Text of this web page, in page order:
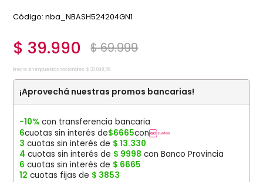
:nba_NBASH524204GN1
$ 39.990 $69.999
Precio sin impuestos nacionales: $ 33.049,59
¡Aprovechá nuestras promos bancarias!
-10% con transferencia bancaria
6cuotas sin interés de$6665con
3 cuotas sin interés de $ 13.330
4 cuotas sin interés de $ 9998 con Banco Provincia
6 cuotas sin interés de $ 6665
12 cuotas fijas de $ 3853